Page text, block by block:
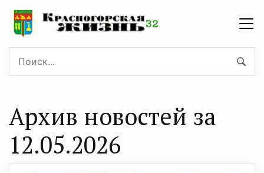
Архив новостей за
12.05.2026